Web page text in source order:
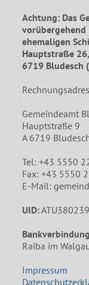
Achtung: Das
ehemaligen
Hauptstraße 26,
6719 Bludesch
Gemeindeamt
Hauptstraße 9
A 6719
Tel: +43 5550
Fax: +43 5550
E-Mail:
UID:
Raiba im
Impressum